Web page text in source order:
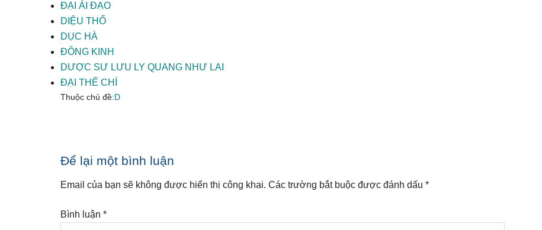
ĐẠI ÁI ĐẠO
DIỆU THỔ
DỤC HÀ
ĐÔNG KINH
DƯỢC SƯ LƯU LY QUANG NHƯ LAI
ĐẠI THẾ CHÍ
Thuộc chủ đề:D
Reader
Interactions
Để lại một bình luận
Email của bạn sẽ không được hiển thị công khai. Các trường bắt buộc được đánh dấu *
Bình luận *